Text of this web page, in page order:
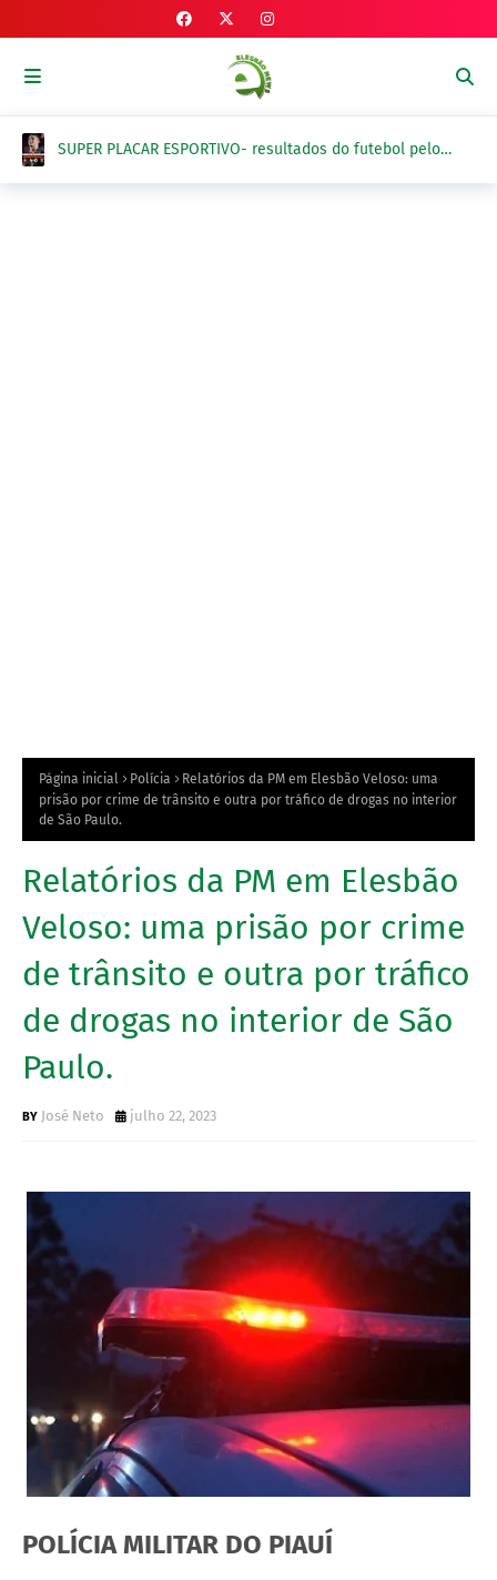
SUPER PLACAR ESPORTIVO- resultados do futebol pelo
Página inicial Polícia
Relatórios da PM em Elesbão Veloso: uma
prisão por crime de trânsito e outra por tráfico de drogas no interior
de São Paulo.
Relatórios da PM em Elesbão
Veloso: uma prisão por crime
de trânsito e outra por tráfico
de drogas no interior de São
Paulo.
José Neto julho 22, 2023
POLÍCIA MILITAR DO PIAUÍ